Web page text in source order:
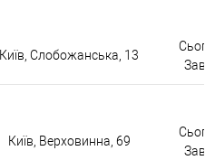
Київ, Слобожанська, 13
Київ, Верховинна, 69